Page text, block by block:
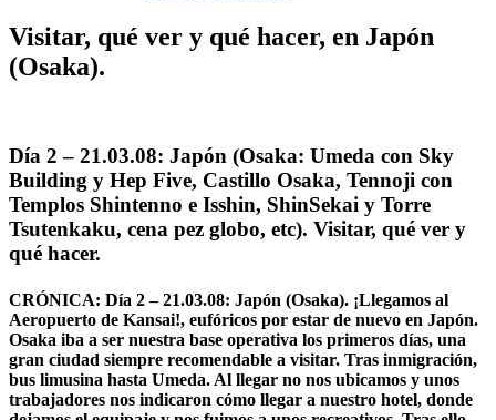
Visitar, qué ver y qué hacer, en Japón
(Osaka).
Día 2 – 21.03.08: Japón (Osaka: Umeda con Sky
Building y Hep Five, Castillo Osaka, Tennoji con
Templos Shintenno e Isshin, ShinSekai y Torre
Tsutenkaku, cena pez globo, etc). Visitar, qué ver y
qué hacer.
CRÓNICA: Día 2 – 21.03.08: Japón (Osaka). ¡Llegamos al
Aeropuerto de Kansai!, eufóricos por estar de nuevo en Japón.
Osaka iba a ser nuestra base operativa los primeros días, una
gran ciudad siempre recomendable a visitar. Tras inmigración,
bus limusina hasta Umeda. Al llegar no nos ubicamos y unos
trabajadores nos indicaron cómo llegar a nuestro hotel, donde